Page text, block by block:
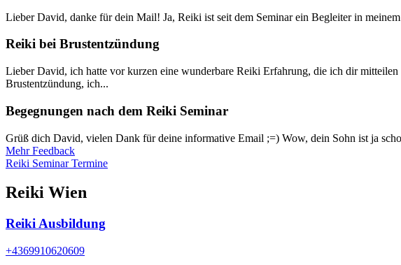
Lieber David, danke für dein Mail! Ja, Reiki ist seit dem Seminar ein Begleiter in
Reiki bei Brustentzündung
Lieber David, ich hatte vor kurzen eine wunderbare Reiki Erfahrung, die ich dir
Brustentzündung, ich...
Begegnungen nach dem Reiki Seminar
Grüß dich David, vielen Dank für deine informative Email ;=) Wow, dein Sohn ist ja
Mehr Feedback
Reiki Seminar Termine
Reiki Wien
Reiki Ausbildung
+4369910620609